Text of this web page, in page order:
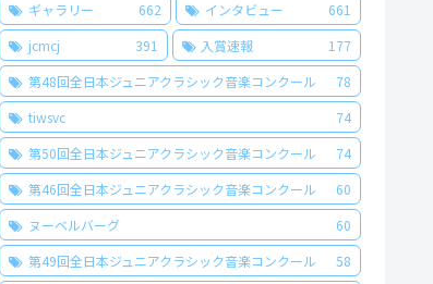
ギャラリー 662 インタビュー
661
jcmcj
391 入賞速報
177
第48回全日本ジュニアクラシック音楽コンクール
78
tiwsvc
74
第50回全日本ジュニアクラシック音楽コンクール
74
第46回全日本ジュニアクラシック音楽コンクール
60
ヌーベルバーグ
60
第49回全日本ジュニアクラシック音楽コンクール
58